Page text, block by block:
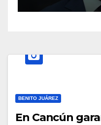
BENITO JUÁREZ
En Cancún